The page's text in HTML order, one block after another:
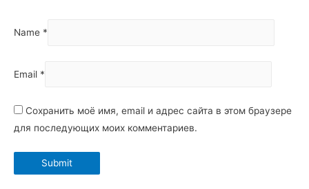
Name *
Email *
Сохранить моё имя, email и адрес сайта в этом браузере
для последующих моих комментариев.